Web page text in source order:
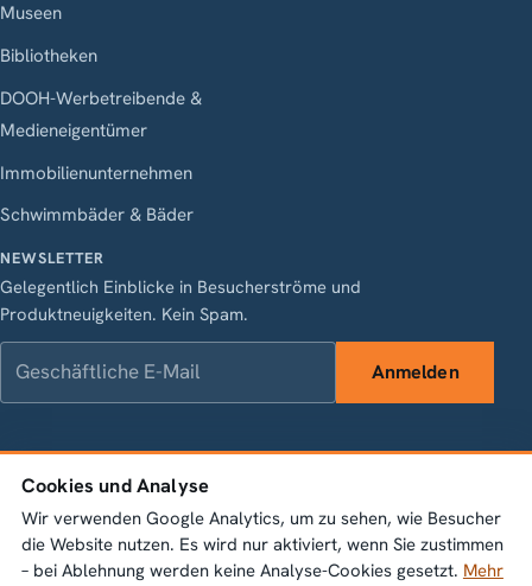
Museen
Bibliotheken
DOOH-Werbetreibende &
Medieneigentümer
Immobilienunternehmen
Schwimmbäder & Bäder
NEWSLETTER
Gelegentlich Einblicke in Besucherströme und
Produktneuigkeiten. Kein Spam.
Anmelden
LinkedIn Instagram
Vasagatan 28, 111 20 Stockholm · Org.nr 556845-1198 ·
info@bumbeelabs.se
© 2026 Bumbee Labs AB. Alle Rechte vorbehalten.
Cookies und Analyse
Wir verwenden Google Analytics, um zu sehen, wie Besucher
die Website nutzen. Es wird nur aktiviert, wenn Sie zustimmen
– bei Ablehnung werden keine Analyse-Cookies gesetzt. Mehr